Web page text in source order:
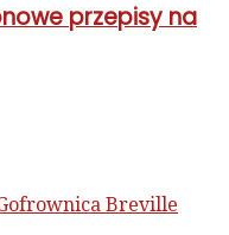
przepisy na
Breville